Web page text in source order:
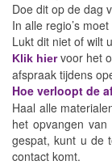
Doe dit op de dag
In alle regio’s
Lukt dit niet of wilt
Klik hiervoor het
afspraak tijdens
Hoe verloopt de
Haal alle
het opvangen
gespat, kunt u de
contact komt.